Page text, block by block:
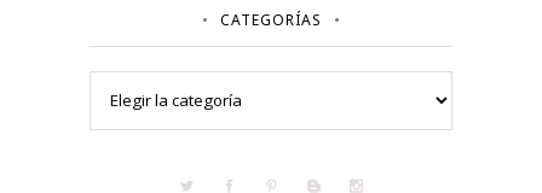
CATEGORÍAS